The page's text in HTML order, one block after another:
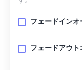
フェードインオ
フェードアウト